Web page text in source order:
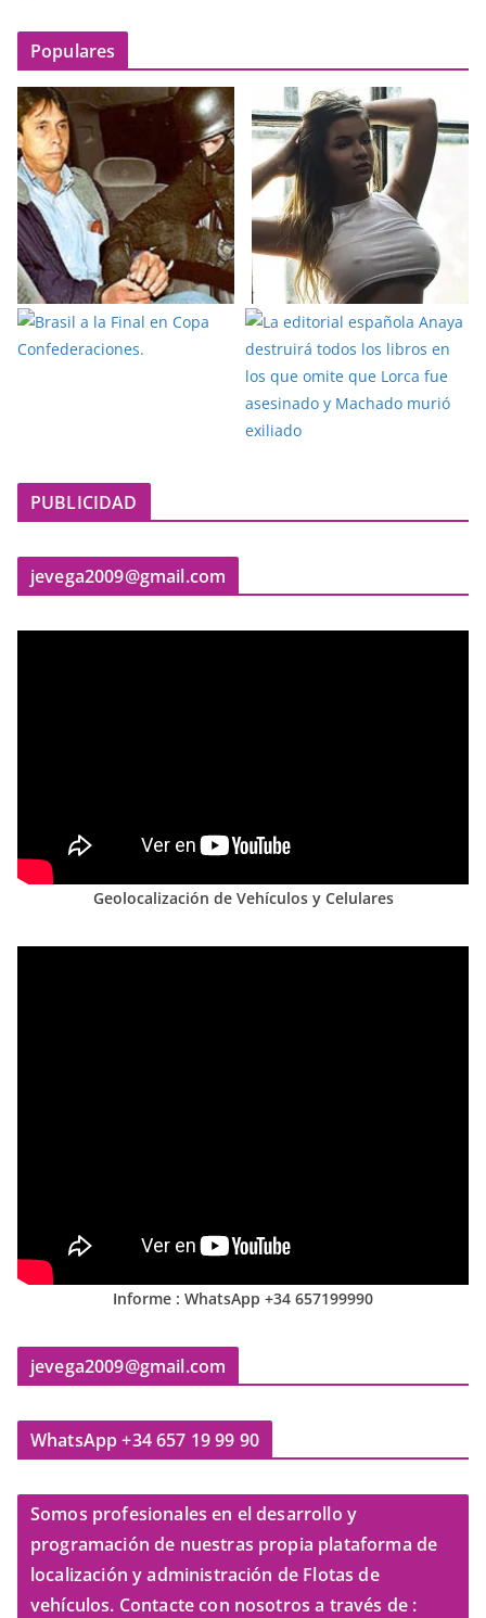
Populares
PUBLICIDAD
jevega2009@gmail.com
Geolocalización de Vehículos y Celulares
Informe : WhatsApp +34 657199990
jevega2009@gmail.com
WhatsApp +34 657 19 99 90
Somos profesionales en el desarrollo y
programación de nuestras propia plataforma de
localización y administración de Flotas de
vehículos. Contacte con nosotros a través de :